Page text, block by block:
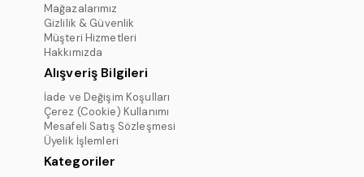
Mağazalarımız
Gizlilik & Güvenlik
Müşteri Hizmetleri
Hakkımızda
Alışveriş Bilgileri
İade ve Değişim Koşulları
Çerez (Cookie) Kullanımı
Mesafeli Satış Sözleşmesi
Üyelik İşlemleri
Kategoriler